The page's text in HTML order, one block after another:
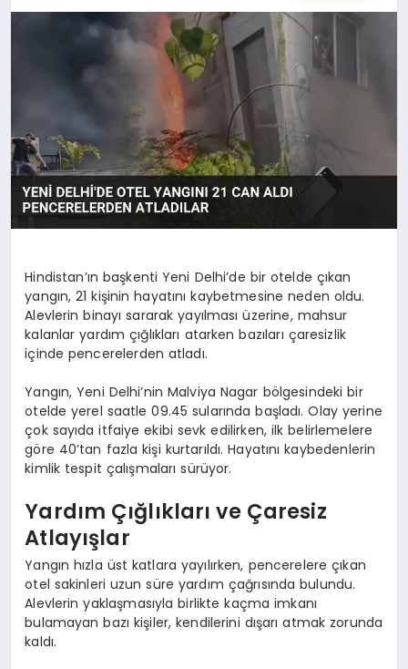
MAGAZIN
SPOR
TEKNOLOJI
Hindistan’ın başkenti Yeni Delhi’de bir otelde çıkan
yangın, 21 kişinin hayatını kaybetmesine neden oldu.
Alevlerin binayı sararak yayılması üzerine, mahsur
kalanlar yardım çığlıkları atarken bazıları çaresizlik
içinde pencerelerden atladı.
Yangın, Yeni Delhi’nin Malviya Nagar bölgesindeki bir
otelde yerel saatle 09.45 sularında başladı. Olay yerine
çok sayıda itfaiye ekibi sevk edilirken, ilk belirlemelere
göre 40’tan fazla kişi kurtarıldı. Hayatını kaybedenlerin
kimlik tespit çalışmaları sürüyor.
Yardım Çığlıkları ve Çaresiz
Atlayışlar
Yangın hızla üst katlara yayılırken, pencerelere çıkan
otel sakinleri uzun süre yardım çağrısında bulundu.
Alevlerin yaklaşmasıyla birlikte kaçma imkanı
bulamayan bazı kişiler, kendilerini dışarı atmak zorunda
kaldı.